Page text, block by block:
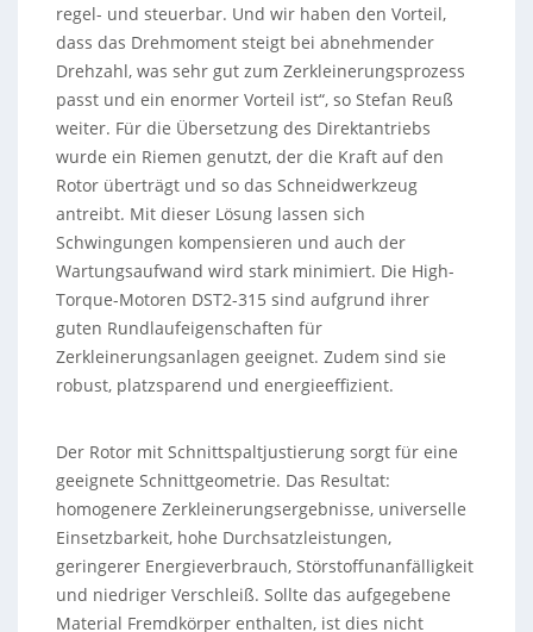
regel- und steuerbar. Und wir haben den Vorteil,
dass das Drehmoment steigt bei abnehmender
Drehzahl, was sehr gut zum Zerkleinerungsprozess
passt und ein enormer Vorteil ist“, so Stefan Reuß
weiter. Für die Übersetzung des Direktantriebs
wurde ein Riemen genutzt, der die Kraft auf den
Rotor überträgt und so das Schneidwerkzeug
antreibt. Mit dieser Lösung lassen sich
Schwingungen kompensieren und auch der
Wartungsaufwand wird stark minimiert. Die High-
Torque-Motoren DST2-315 sind aufgrund ihrer
guten Rundlaufeigenschaften für
Zerkleinerungsanlagen geeignet. Zudem sind sie
robust, platzsparend und energieeffizient.
Der Rotor mit Schnittspaltjustierung sorgt für eine
geeignete Schnittgeometrie. Das Resultat:
homogenere Zerkleinerungsergebnisse, universelle
Einsetzbarkeit, hohe Durchsatzleistungen,
geringerer Energieverbrauch, Störstoffunanfälligkeit
und niedriger Verschleiß. Sollte das aufgegebene
Material Fremdkörper enthalten, ist dies nicht